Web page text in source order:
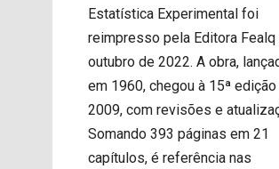
Estatística Experimental foi
reimpresso pela Editora Fealq
outubro de 2022. A obra,
em 1960, chegou à 15ª
2009, com revisões e
Somando 393 páginas em 21
capítulos, é referência nas